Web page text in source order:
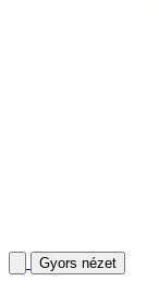
Gyors nézet